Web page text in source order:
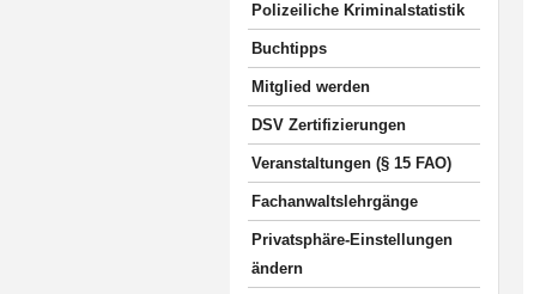
Polizeiliche Kriminalstatistik
Buchtipps
Mitglied werden
DSV Zertifizierungen
Veranstaltungen (§ 15 FAO)
Fachanwaltslehrgänge
Privatsphäre-Einstellungen
ändern